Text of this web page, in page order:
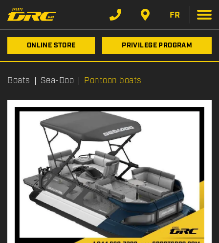
FR
ONLINE STORE PRIVILEGE PROGRAM
Boats Sea-Doo Pontoon boats